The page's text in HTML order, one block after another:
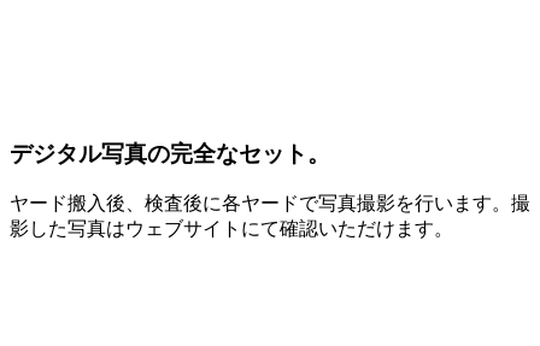
デジタル写真の完全なセット。
ヤード搬入後、検査後に各ヤードで写真撮影を行います。撮
影した写真はウェブサイトにて確認いただけます。